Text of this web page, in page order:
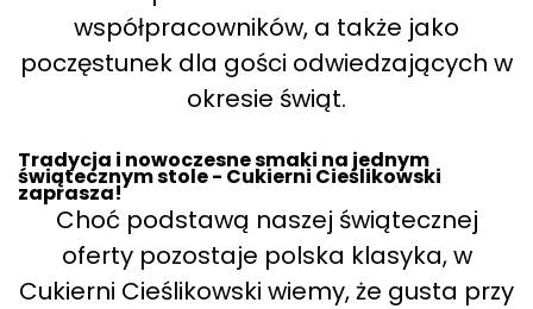
współpracowników, a także jako
poczęstunek dla gości odwiedzających w
okresie świąt.
Tradycja i nowoczesne smaki na jednym
świątecznym stole - Cukierni Cieślikowski
zaprasza!
Choć podstawą naszej świątecznej
oferty pozostaje polska klasyka, w
Cukierni Cieślikowski wiemy, że gusta przy